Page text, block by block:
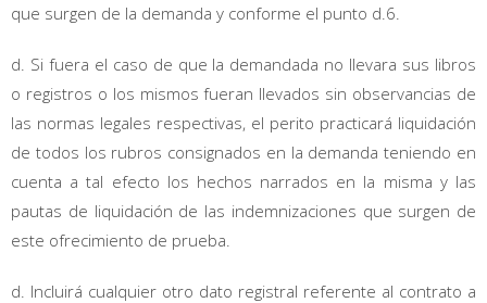
que surgen de la demanda y conforme el punto d.6.
d. Si fuera el caso de que la demandada no llevara sus libros
o registros o los mismos fueran llevados sin observancias de
las normas legales respectivas, el perito practicará liquidación
de todos los rubros consignados en la demanda teniendo en
cuenta a tal efecto los hechos narrados en la misma y las
pautas de liquidación de las indemnizaciones que surgen de
este ofrecimiento de prueba.
d. Incluirá cualquier otro dato registral referente al contrato a